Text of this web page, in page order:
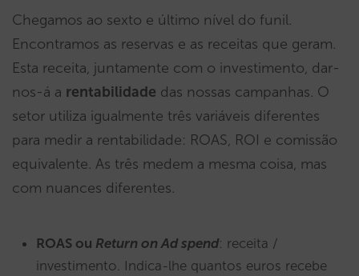
Chegamos ao sexto e último nível do funil.
Encontramos as reservas e as receitas que geram.
Esta receita, juntamente com o investimento, dar-
nos-á a rentabilidade das nossas campanhas. O
setor utiliza igualmente três variáveis diferentes
para medir a rentabilidade: ROAS, ROI e comissão
equivalente. As três medem a mesma coisa, mas
com nuances diferentes.
ROAS ou Return on Ad spend: receita /
investimento. Indica-lhe quantos euros recebe